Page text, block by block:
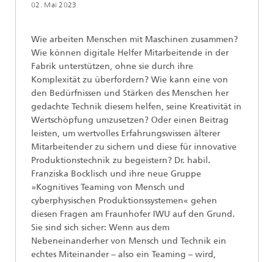
02. Mai 2023
Wie arbeiten Menschen mit Maschinen zusammen?
Wie können digitale Helfer Mitarbeitende in der
Fabrik unterstützen, ohne sie durch ihre
Komplexität zu überfordern? Wie kann eine von
den Bedürfnissen und Stärken des Menschen her
gedachte Technik diesem helfen, seine Kreativität in
Wertschöpfung umzusetzen? Oder einen Beitrag
leisten, um wertvolles Erfahrungswissen älterer
Mitarbeitender zu sichern und diese für innovative
Produktionstechnik zu begeistern? Dr. habil.
Franziska Bocklisch und ihre neue Gruppe
»Kognitives Teaming von Mensch und
cyberphysischen Produktionssystemen« gehen
diesen Fragen am Fraunhofer IWU auf den Grund.
Sie sind sich sicher: Wenn aus dem
Nebeneinanderher von Mensch und Technik ein
echtes Miteinander – also ein Teaming – wird,